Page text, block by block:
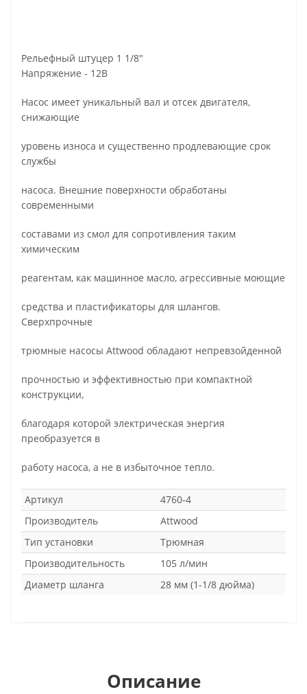
Рельефный штуцер 1 1/8"
Напряжение - 12B
Насос имеет уникальный вал и отсек двигателя,
снижающие
уровень износа и существенно продлевающие срок
службы
насоса. Внешние поверхности обработаны
современными
составами из смол для сопротивления таким
химическим
реагентам, как машинное масло, агрессивные моющие
средства и пластификаторы для шлангов.
Сверхпрочные
трюмные насосы Attwood обладают непревзойденной
прочностью и эффективностью при компактной
конструкции,
благодаря которой электрическая энергия
преобразуется в
работу насоса, а не в избыточное тепло.
Артикул
4760-4
Производитель
Attwood
Тип установки
Трюмная
Производительность
105 л/мин
Диаметр шланга
28 мм (1-1/8 дюйма)
Описание